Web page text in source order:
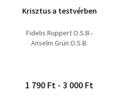
Krisztus a testvérben
Fidelis Ruppert O.S.B.-
Anselm Grün O.S.B.
1 790 Ft - 3 000 Ft